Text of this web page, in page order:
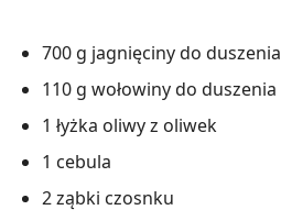
700 g jagnięciny do duszenia
110 g wołowiny do duszenia
1 łyżka oliwy z oliwek
1 cebula
2 ząbki czosnku